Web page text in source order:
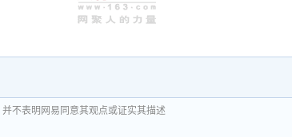
不表明网易同意其观点或证实其描述